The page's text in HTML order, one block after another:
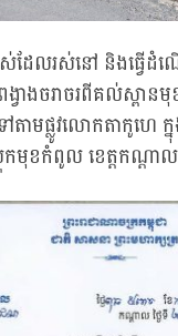
ដែលរស់នៅ និងធ្វើដំណ
ង្វាងចរាចរពីគល់ស្ពានមុ
មផ្លូវលោកតាកូហេ ក្នុ
មុខកំពូល ខេត្តកណ្តា